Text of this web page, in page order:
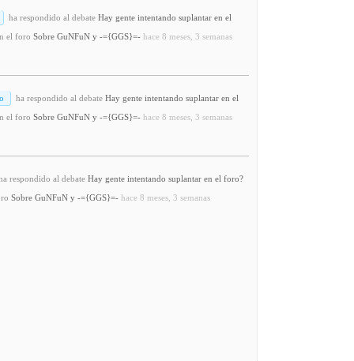
ha respondido al debate Hay gente intentando suplantar en el
el foro Sobre GuNFuN y -={GGS}=- hace 8 meses, 3 semanas
ha respondido al debate Hay gente intentando suplantar en el
el foro Sobre GuNFuN y -={GGS}=- hace 8 meses, 3 semanas
respondido al debate Hay gente intentando suplantar en el foro?
Sobre GuNFuN y -={GGS}=- hace 8 meses, 3 semanas